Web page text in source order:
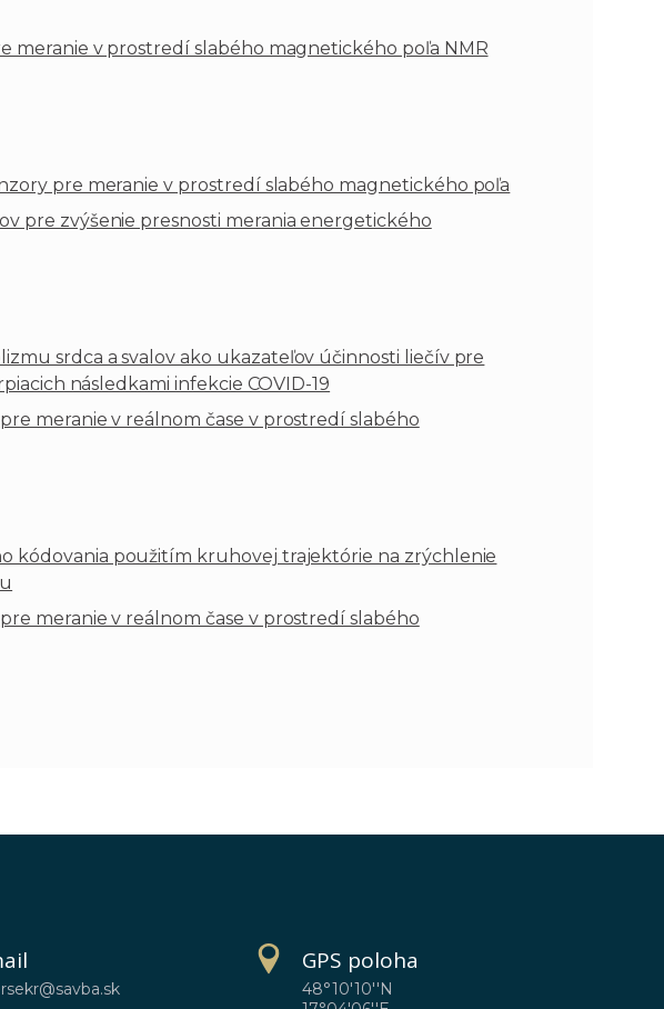
meranie v prostredí slabého magnetického poľa NMR
pre meranie v prostredí slabého magnetického poľa
pre zvýšenie presnosti merania energetického
srdca a svalov ako ukazateľov účinnosti liečív pre
následkami infekcie COVID-19
meranie v reálnom čase v prostredí slabého
kódovania použitím kruhovej trajektórie na zrýchlenie
meranie v reálnom čase v prostredí slabého
GPS poloha
48°10'10''N